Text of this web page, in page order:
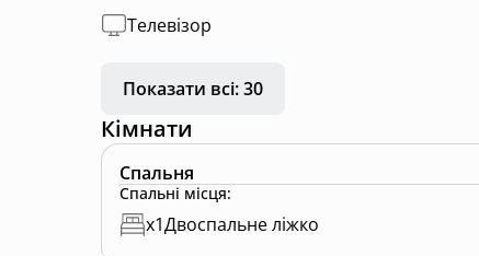
Телевізор
Показати всі: 30
Кімнати
Спальня
Спальні місця:
x1Двоспальне ліжко